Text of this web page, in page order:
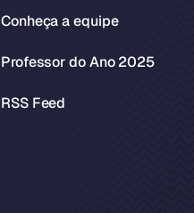
Conheça a equipe
Professor do Ano 2025
RSS Feed